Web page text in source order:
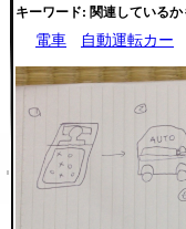
キーワード: 関連している
電車 自動運転カー